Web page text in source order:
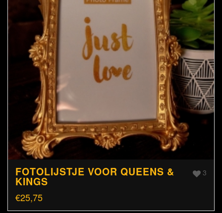
3
FOTOLIJSTJE VOOR QUEENS &
KINGS
€25,75